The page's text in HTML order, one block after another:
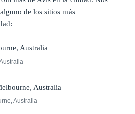
de los sitios más
Australia